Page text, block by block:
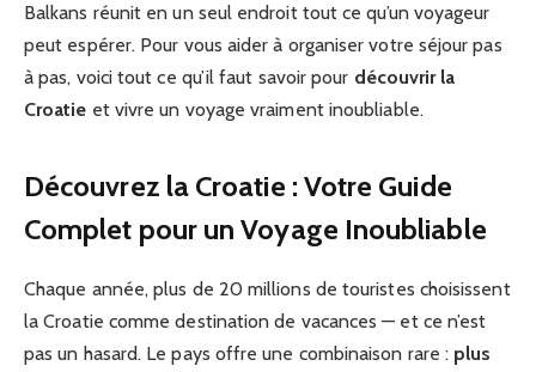
Balkans réunit en un seul endroit tout ce qu’un voyageur
peut espérer. Pour vous aider à organiser votre séjour pas
à pas, voici tout ce qu’il faut savoir pour découvrir la
Croatie et vivre un voyage vraiment inoubliable.
Découvrez la Croatie : Votre Guide
Complet pour un Voyage Inoubliable
Chaque année, plus de 20 millions de touristes choisissent
la Croatie comme destination de vacances — et ce n’est
pas un hasard. Le pays offre une combinaison rare : plus